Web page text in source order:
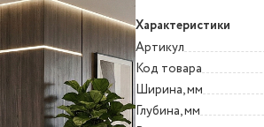
Характеристики
Артикул
Код товара
Ширина, мм
Глубина, мм